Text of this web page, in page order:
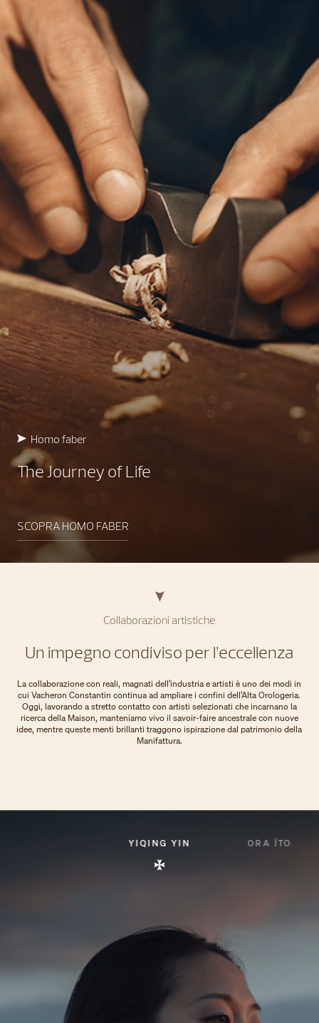
Homo faber
The Journey of Life
SCOPRA HOMO FABER
Collaborazioni artistiche
Un impegno condiviso per l’eccellenza
La collaborazione con reali, magnati dell’industria e artisti è uno dei modi in
cui Vacheron Constantin continua ad ampliare i confini dell’Alta Orologeria.
Oggi, lavorando a stretto contatto con artisti selezionati che incarnano la
ricerca della Maison, manteniamo vivo il savoir-faire ancestrale con nuove
idee, mentre queste menti brillanti traggono ispirazione dal patrimonio della
Manifattura.
YIQING YIN ORA ÏTO